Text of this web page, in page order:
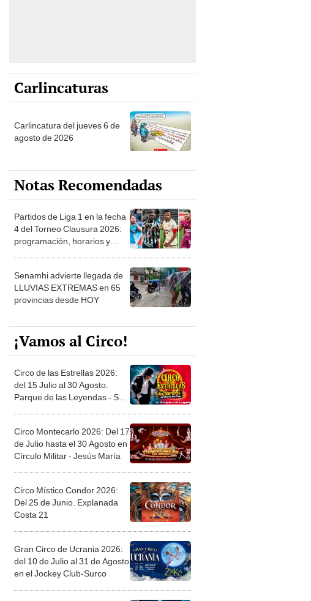
Carlincaturas
Carlincatura del jueves 6 de
agosto de 2026
Notas Recomendadas
Partidos de Liga 1 en la fecha
4 del Torneo Clausura 2026:
programación, horarios y
Senamhi advierte llegada de
LLUVIAS EXTREMAS en 65
provincias desde HOY
¡Vamos al Circo!
Circo de las Estrellas 2026:
del 15 Julio al 30 Agosto.
Parque de las Leyendas - San
Circo Montecarlo 2026: Del 17
de Julio hasta el 30 Agosto en
Círculo Militar - Jesús María
Circo Místico Condor 2026:
Del 25 de Junio. Explanada
Costa 21
Gran Circo de Ucrania 2026:
del 10 de Julio al 31 de Agosto
en el Jockey Club-Surco